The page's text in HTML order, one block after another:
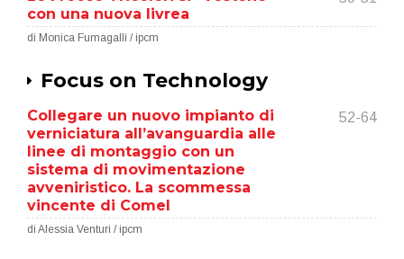
con una nuova livrea
di Monica Fumagalli / ipcm
Focus on Technology
Collegare un nuovo impianto di
verniciatura all’avanguardia alle
linee di montaggio con un
sistema di movimentazione
avveniristico. La scommessa
vincente di Comel
52-64
di Alessia Venturi / ipcm